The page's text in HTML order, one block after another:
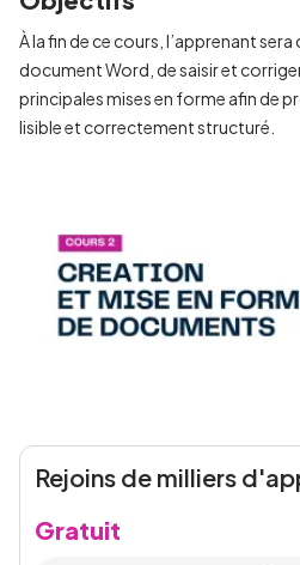
À la fin de ce cours, l’apprenant
document Word, de saisir et
principales mises en forme afin de
lisible et correctement structuré.
Rejoins de milliers
Gratuit